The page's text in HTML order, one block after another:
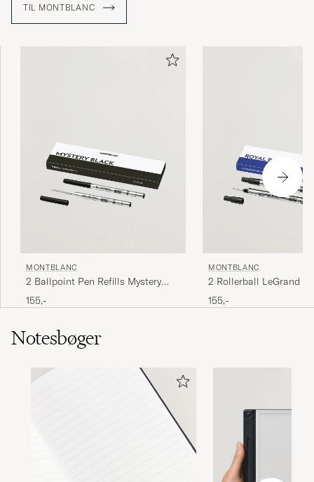
TIL MONTBLANC
MONTBLANC
2 Ballpoint Pen Refills Mystery
Black
155,-
MONTBLANC
2 Rollerball LeGrand
Royal Blue
155,-
Notesbøger